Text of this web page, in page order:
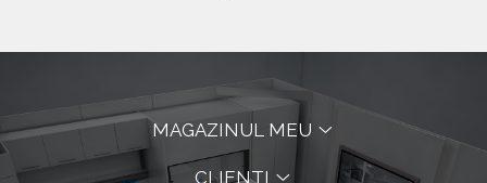
MAGAZINUL MEU
CLIENTI